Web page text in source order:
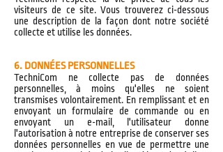
visiteurs de ce site. Vous trouverez ci-dessous
une description de la façon dont notre société
collecte et utilise les données.
6. DONNÉES PERSONNELLES
TechniCom ne collecte pas de données
personnelles, à moins qu'elles ne soient
transmises volontairement. En remplissant et en
envoyant un formulaire de commande ou en
envoyant un e-mail, l'utilisateur donne
l'autorisation à notre entreprise de conserver ses
données personnelles en vue de permettre une